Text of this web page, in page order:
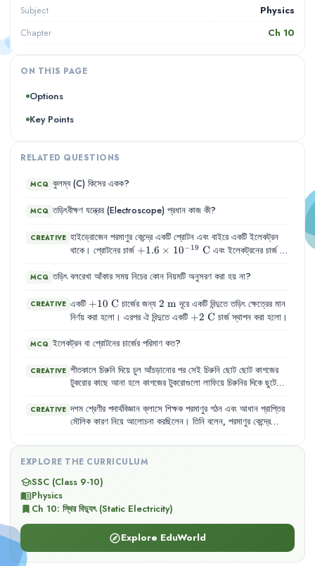
Subject Physics
Chapter Ch 10
ON THIS PAGE
Options
Key Points
RELATED QUESTIONS
MCQ কুলম্ব (C) কিসের একক?
MCQ তড়িৎবীক্ষণ যন্ত্রের (Electroscope) প্রধান কাজ কী?
CREATIVE হাইড্রোজেন পরমাণুর কেন্দ্রে একটি প্রোটন এবং বাইরে একটি ইলেকট্রন
থাকে। প্রোটনের চার্জ +1.6 \times
C}
+1.6 × 10−19 C এবং ইলেকট্রনের চার্জ-1.6
0.5 \times
m}
0.5×10− 8m।
MCQ তড়িৎ বলরেখা আঁকার সময় নিচের কোন নিয়মটি অনুসরণ করা হয় না?
CREATIVE একটি +10\text{
C}
+10 C চার্জের জন্য 2\text{
m}
2 mদূরে একটি বিন্দুতে তড়িৎ ক্ষেত্রের মান
নির্ণয় করা হলো। এরপর ঐ বিন্দুতে একটি +2\text{
+2 C চার্জ স্থাপন করা হলো।
MCQ ইলেকট্রন বা প্রোটনের চার্জের পরিমাণ কত?
CREATIVE শীতকালে চিরুনি দিয়ে চুল আঁচড়ানোর পর সেই চিরুনি ছোট ছোট কাগজের
টুকরোর কাছে আনা হলে কাগজের টুকরোগুলো লাফিয়ে চিরুনির দিকে ছুটে
প্রকম্পিত করে প্রচণ্ড শব্দে বজ্রপাত হয়। এই দুটো বিষয়ের জন্য দায়ী
স্থির বিদ্যুৎ। আমাদের চারপাশের সবকিছুই আসলে অণু-পরমাণু দিয়ে তৈরি
বিচরণশীল। ইলেকট্রনের ঋণাত্মক চার্জ এবং নিউক্লিয়াসের চার্জ ধনাত্মক।
কোনো প্রক্রিয়ায় যদি পরমাণুর
CREATIVE দশম শ্রেণীর পদার্থবিজ্ঞান ক্লাসে শিক্ষক পরমাণুর গঠন এবং আধান প্রাপ্তির
মৌলিক কারণ নিয়ে আলোচনা করছিলেন । তিনি বলেন, পরমাণুর কেন্দ্রে
EXPLORE THE CURRICULUM
schoolSSC (Class 9-10)
menu_bookPhysics
bookmark Ch 10: স্থির বিদ্যুৎ (Static Electricity)
exploreExplore EduWorld